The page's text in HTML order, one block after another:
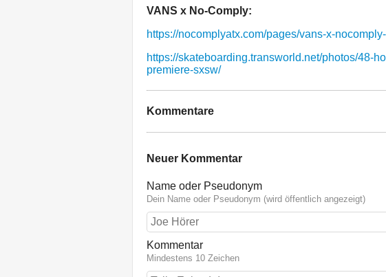
VANS x No-Comply:
https://nocomplyatx.com/pages/vans-x-
https://skateboarding.transworld.net/photos/48-
premiere-sxsw/
Kommentare
Neuer Kommentar
Name oder Pseudonym
Dein Name oder Pseudonym (wird öffentlich angezeigt)
Kommentar
Mindestens 10 Zeichen